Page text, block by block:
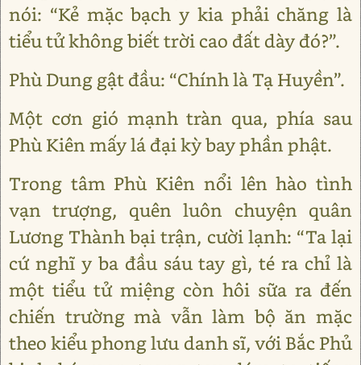
nói: “Kẻ mặc bạch y kia phải chăng là
tiểu tử không biết trời cao đất dày đó?”.
Phù Dung gật đầu: “Chính là Tạ Huyền”.
Một cơn gió mạnh tràn qua, phía sau
Phù Kiên mấy lá đại kỳ bay phần phật.
Trong tâm Phù Kiên nổi lên hào tình
vạn trượng, quên luôn chuyện quân
Lương Thành bại trận, cười lạnh: “Ta lại
cứ nghĩ y ba đầu sáu tay gì, té ra chỉ là
một tiểu tử miệng còn hôi sữa ra đến
chiến trường mà vẫn làm bộ ăn mặc
theo kiểu phong lưu danh sĩ, với Bắc Phủ